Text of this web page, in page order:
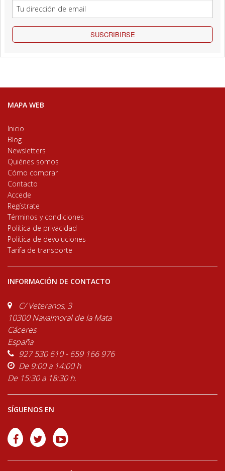
SUSCRIBIRSE
MAPA WEB
Inicio
Blog
Newsletters
Quiénes somos
Cómo comprar
Contacto
Accede
Regístrate
Términos y condiciones
Política de privacidad
Política de devoluciones
Tarifa de transporte
INFORMACIÓN DE CONTACTO
C/ Veteranos, 3
10300 Navalmoral de la Mata
Cáceres
España
927 530 610 - 659 166 976
De 9:00 a 14:00 h
De 15:30 a 18:30 h.
SÍGUENOS EN